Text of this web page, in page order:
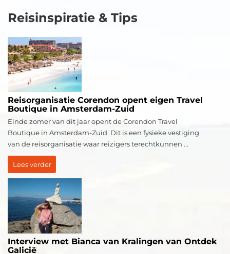
Reisinspiratie & Tips
Reisorganisatie Corendon opent eigen Travel
Boutique in Amsterdam-Zuid
Einde zomer van dit jaar opent de Corendon Travel
Boutique in Amsterdam-Zuid. Dit is een fysieke vestiging
van de reisorganisatie waar reizigers terechtkunnen ...
Lees verder
Interview met Bianca van Kralingen van Ontdek
Galicië